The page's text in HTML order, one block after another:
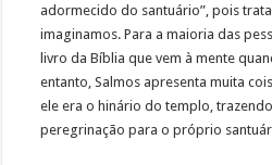
adormecido do santuário”, pois
imaginamos. Para a maioria das
livro da Bíblia que vem à mente
entanto, Salmos apresenta muita
ele era o hinário do templo,
peregrinação para o próprio